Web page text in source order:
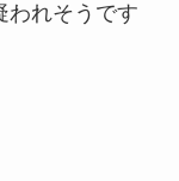
われそうです